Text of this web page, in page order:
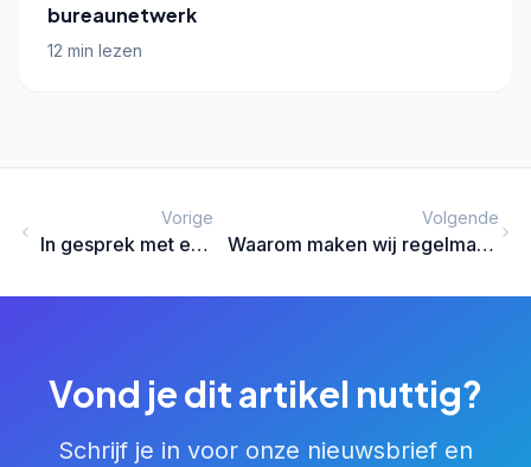
bureaunetwerk
12 min lezen
Vorige
In gesprek met een
Volgende
Waarom maken wij regelmatig
Vond je dit artikel nuttig?
Schrijf je in voor onze nieuwsbrief en